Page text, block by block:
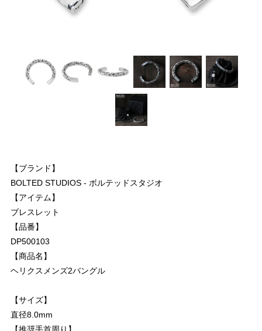
【ブランド】
BOLTED STUDIOS - ボルテッドスタジオ
【アイテム】
ブレスレット
【品番】
DP500103
【商品名】
ヘリクスメンズ2バングル
【サイズ】
直径8.0mm